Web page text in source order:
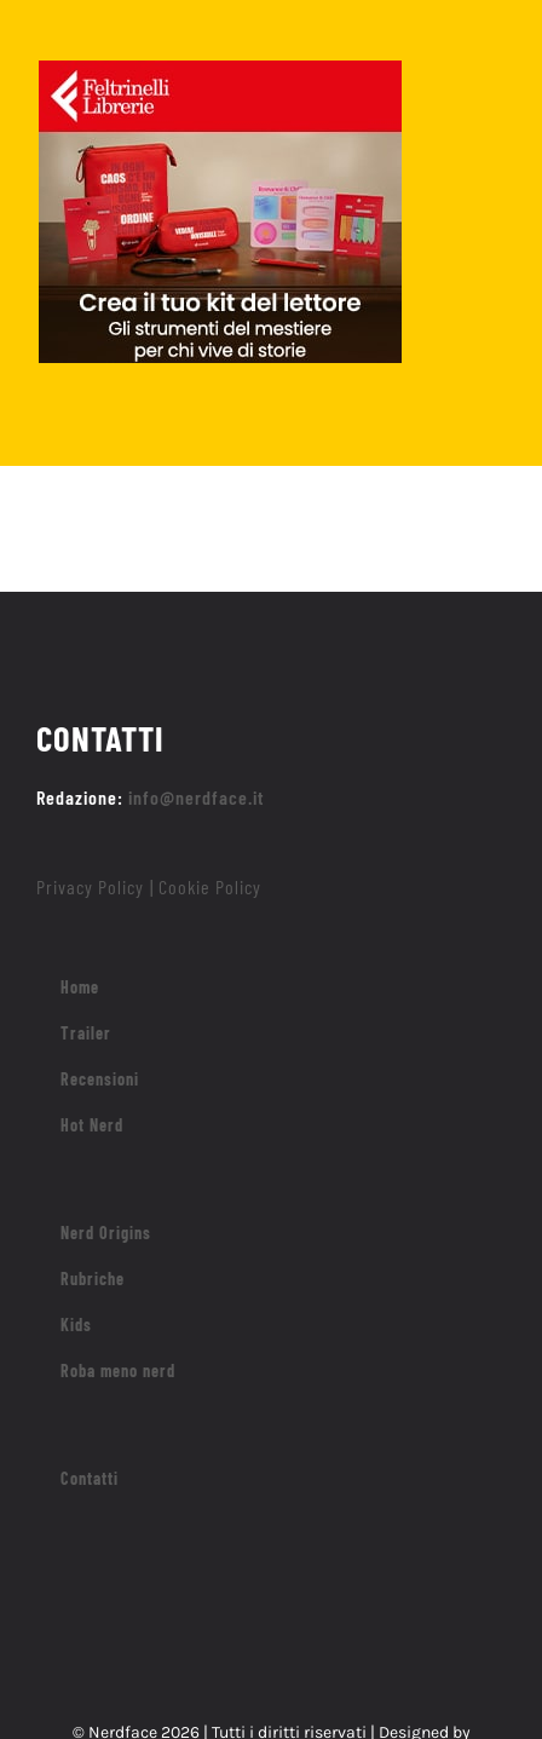
CONTATTI
Redazione: info@nerdface.it
Privacy Policy | Cookie Policy
Home
Trailer
Recensioni
Hot Nerd
Nerd Origins
Rubriche
Kids
Roba meno nerd
Contatti
© Nerdface 2026 | Tutti i diritti riservati | Designed by